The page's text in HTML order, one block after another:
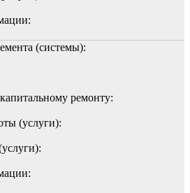
(системы):
ремонту:
(услуги):